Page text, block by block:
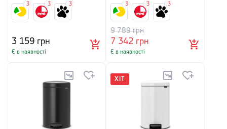
3 159 грн
Є в наявності
3 3 3
7 342 грн
9 789грн
Є в наявності
3 3 3
ХІТ